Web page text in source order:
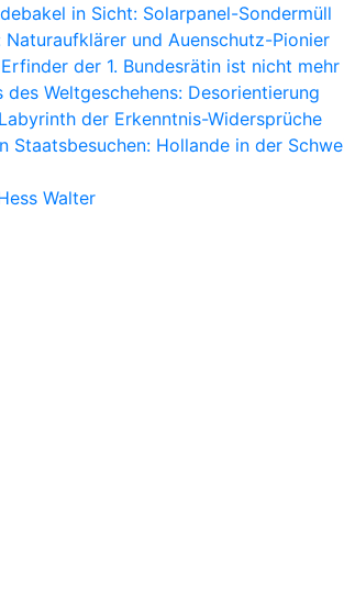
in Sicht: Solarpanel-Sondermüll
Naturaufklärer und Auenschutz-Pionier
der 1. Bundesrätin ist nicht mehr
des Weltgeschehens: Desorientierung
der Erkenntnis-Widersprüche
Staatsbesuchen: Hollande in der
Walter